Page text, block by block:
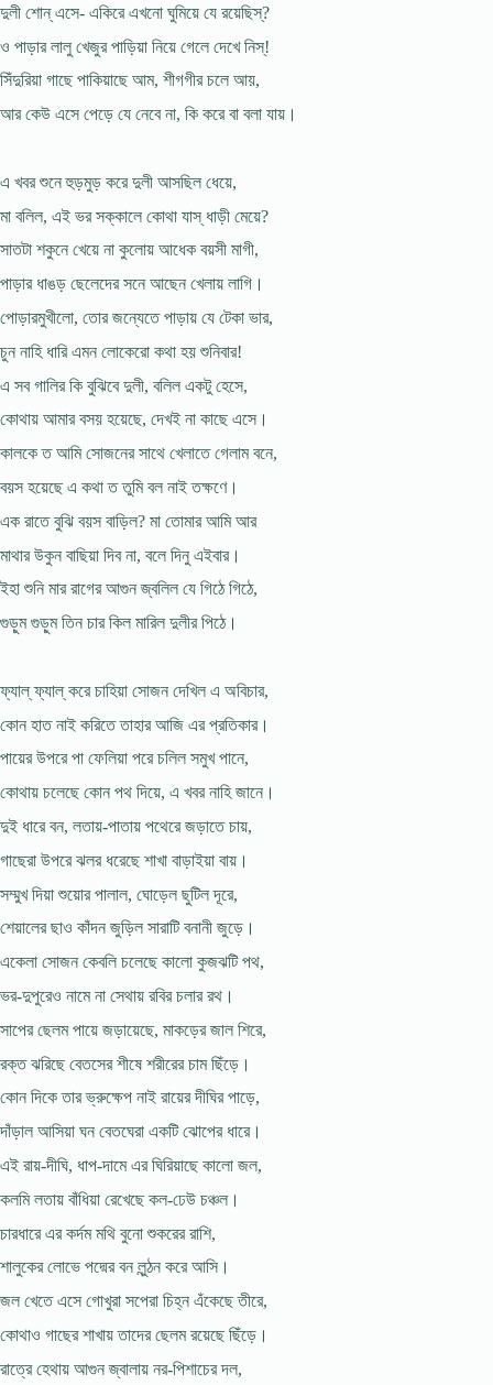
দুলী শোন্ এসে- একিরে এখনো ঘুমিয়ে যে রয়েছিস্?
ও পাড়ার লালু খেজুর পাড়িয়া নিয়ে গেলে দেখে নিস্!
সিঁদুরিয়া গাছে পাকিয়াছে আম, শীগগীর চলে আয়,
আর কেউ এসে পেড়ে যে নেবে না, কি করে বা বলা যায়।
এ খবর শুনে হুড়মুড় করে দুলী আসছিল ধেয়ে,
মা বলিল, এই ভর সক্কালে কোথা যাস্ ধাড়ী মেয়ে?
সাতটা শকুনে খেয়ে না কুলোয় আধেক বয়সী মাগী,
পাড়ার ধাঙড় ছেলেদের সনে আছেন খেলায় লাগি।
পোড়ারমুখীলো, তোর জন্যেতে পাড়ায় যে টেকা ভার,
চুন নাহি ধারি এমন লোকেরো কথা হয় শুনিবার!
এ সব গালির কি বুঝিবে দুলী, বলিল একটু হেসে,
কোথায় আমার বসয় হয়েছে, দেখই না কাছে এসে।
কালকে ত আমি সোজনের সাথে খেলাতে গেলাম বনে,
বয়স হয়েছে এ কথা ত তুমি বল নাই তক্ষণে।
এক রাতে বুঝি বয়স বাড়িল? মা তোমার আমি আর
মাথার উকুন বাছিয়া দিব না, বলে দিনু এইবার।
ইহা শুনি মার রাগের আগুন জ্বলিল যে গিঠে গিঠে,
গুড়ুম গুড়ুম তিন চার কিল মারিল দুলীর পিঠে।
ফ্যাল্ ফ্যাল্ করে চাহিয়া সোজন দেখিল এ অবিচার,
কোন হাত নাই করিতে তাহার আজি এর প্রতিকার।
পায়ের উপরে পা ফেলিয়া পরে চলিল সমুখ পানে,
কোথায় চলেছে কোন পথ দিয়ে, এ খবর নাহি জানে।
দুই ধারে বন, লতায়-পাতায় পথেরে জড়াতে চায়,
গাছেরা উপরে ঝলর ধরেছে শাখা বাড়াইয়া বায়।
সম্মুখ দিয়া শুয়োর পালাল, ঘোড়েল ছুটিল দূরে,
শেয়ালের ছাও কাঁদন জুড়িল সারাটি বনানী জুড়ে।
একেলা সোজন কেবলি চলেছে কালো কুজঝটি পথ,
ভর-দুপুরেও নামে না সেথায় রবির চলার রথ।
সাপের ছেলম পায়ে জড়ায়েছে, মাকড়ের জাল শিরে,
রক্ত ঝরিছে বেতসের শীষে শরীরের চাম ছিঁড়ে।
কোন দিকে তার ভ্রুক্ষেপ নাই রায়ের দীঘির পাড়ে,
দাঁড়াল আসিয়া ঘন বেতঘেরা একটি ঝোপের ধারে।
এই রায়-দীঘি, ধাপ-দামে এর ঘিরিয়াছে কালো জল,
কলমি লতায় বাঁধিয়া রেখেছে কল-ঢেউ চঞ্চল।
চারধারে এর কর্দম মথি বুনো শুকরের রাশি,
শালুকের লোভে পদ্মের বন লুন্ঠন করে আসি।
জল খেতে এসে গোখুরা সপেরা চিহ্ন এঁকেছে তীরে,
কোথাও গাছের শাখায় তাদের ছেলম রয়েছে ছিঁড়ে।
রাত্রে হেথায় আগুন জ্বালায় নর-পিশাচের দল,